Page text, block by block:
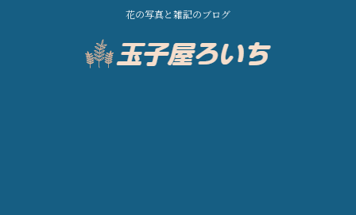
花の写真と雑記のブログ